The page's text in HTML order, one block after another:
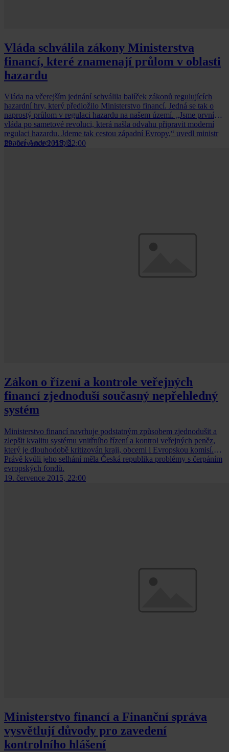
Vláda schválila zákony Ministerstva
financí, které znamenají průlom v oblasti
hazardu
Vláda na včerejším jednání schválila balíček zákonů regulujících
hazardní hry, který předložilo Ministerstvo financí. Jedná se tak o
naprostý průlom v regulaci hazardu na našem území. „Jsme první
vláda po sametové revoluci, která našla odvahu připravit moderní
regulaci hazardu. Jdeme tak cestou západní Evropy,“ uvedl ministr
financí Andrej Babiš.
29. července 2015, 22:00
Zákon o řízení a kontrole veřejných
financí zjednoduší současný nepřehledný
systém
Ministerstvo financí navrhuje podstatným způsobem zjednodušit a
zlepšit kvalitu systému vnitřního řízení a kontrol veřejných peněz,
který je dlouhodobě kritizován kraji, obcemi i Evropskou komisí.
Právě kvůli jeho selhání měla Česká republika problémy s čerpáním
evropských fondů.
19. července 2015, 22:00
Ministerstvo financí a Finanční správa
vysvětlují důvody pro zavedení
kontrolního hlášení